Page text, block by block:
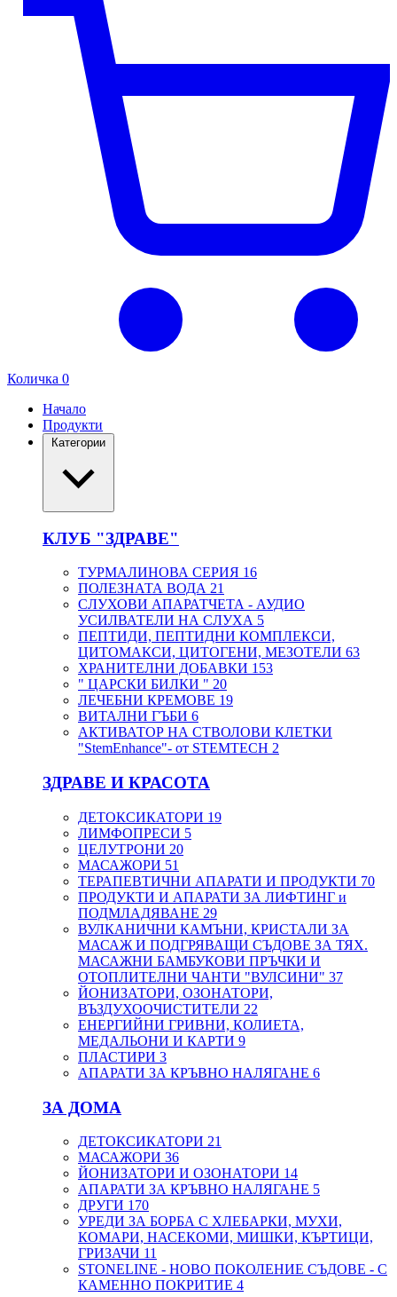
Количка 0
Начало
Продукти
Категории
КЛУБ "ЗДРАВЕ"
ТУРМАЛИНОВА СЕРИЯ 16
ПОЛЕЗНАТА ВОДА 21
СЛУХОВИ АПАРАТЧЕТА - АУДИО
УСИЛВАТЕЛИ НА СЛУХА 5
ПЕПТИДИ, ПЕПТИДНИ КОМПЛЕКСИ,
ЦИТОМАКСИ, ЦИТОГЕНИ, МЕЗОТЕЛИ 63
ХРАНИТЕЛНИ ДОБАВКИ 153
" ЦАРСКИ БИЛКИ " 20
ЛЕЧЕБНИ КРЕМОВЕ 19
ВИТАЛНИ ГЪБИ 6
АКТИВАТОР НА СТВОЛОВИ КЛЕТКИ
"StemEnhance"- от STEMTECH 2
ЗДРАВЕ И КРАСОТА
ДЕТОКСИКАТОРИ 19
ЛИМФОПРЕСИ 5
ЦЕЛУТРОНИ 20
МАСАЖОРИ 51
ТЕРАПЕВТИЧНИ АПАРАТИ И ПРОДУКТИ 70
ПРОДУКТИ И АПАРАТИ ЗА ЛИФТИНГ и
ПОДМЛАДЯВАНЕ 29
ВУЛКАНИЧНИ КАМЪНИ, КРИСТАЛИ ЗА
МАСАЖ И ПОДГРЯВАЩИ СЪДОВЕ ЗА ТЯХ.
МАСАЖНИ БАМБУКОВИ ПРЪЧКИ И
ОТОПЛИТЕЛНИ ЧАНТИ "ВУЛСИНИ" 37
ЙОНИЗАТОРИ, ОЗОНАТОРИ,
ВЪЗДУХООЧИСТИТЕЛИ 22
ЕНЕРГИЙНИ ГРИВНИ, КОЛИЕТА,
МЕДАЛЬОНИ И КАРТИ 9
ПЛАСТИРИ 3
АПАРАТИ ЗА КРЪВНО НАЛЯГАНЕ 6
ЗА ДОМА
ДЕТОКСИКАТОРИ 21
МАСАЖОРИ 36
ЙОНИЗАТОРИ И ОЗОНАТОРИ 14
АПАРАТИ ЗА КРЪВНО НАЛЯГАНЕ 5
ДРУГИ 170
УРЕДИ ЗА БОРБА С ХЛЕБАРКИ, МУХИ,
КОМАРИ, НАСЕКОМИ, МИШКИ, КЪРТИЦИ,
ГРИЗАЧИ 11
STONELINE - НОВО ПОКОЛЕНИЕ СЪДОВЕ - С
КАМЕННО ПОКРИТИЕ 4